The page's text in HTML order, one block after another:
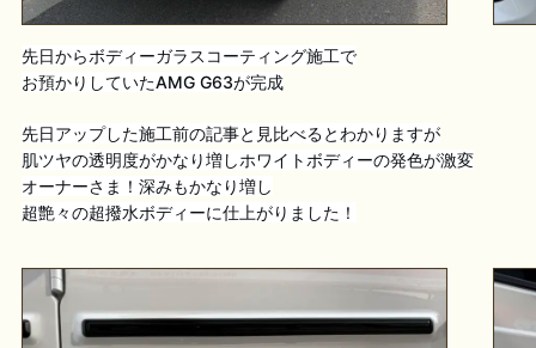
先日からボディーガラスコーティング施工で
お預かりしていたAMG G63が完成
先日アップした施工前の記事と見比べるとわかりますが
肌ツヤの透明度がかなり増しホワイトボディーの発色が激変
オーナーさま！深みもかなり増し
超艶々の超撥水ボディーに仕上がりました！